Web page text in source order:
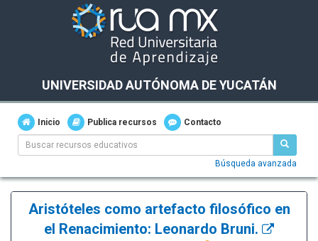
UNIVERSIDAD AUTÓNOMA DE YUCATÁN
Inicio Publica recursos Contacto
Búsqueda avanzada
Aristóteles como artefacto filosófico en
el Renacimiento: Leonardo Bruni.